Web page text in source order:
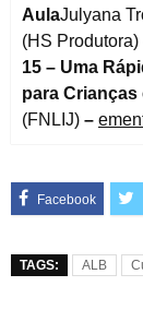
AulaJulyana
(HS Produtora)
15 – Uma
para Crianças
(FNLIJ) –
TAGS: ALB